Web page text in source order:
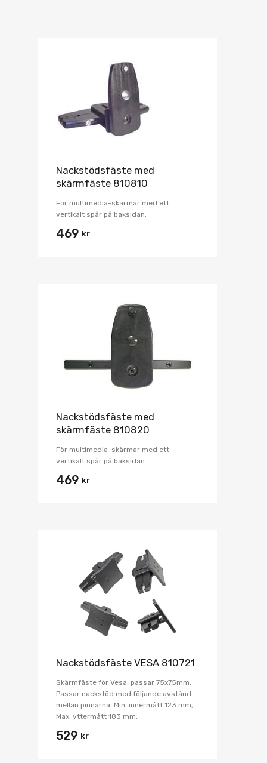
Nackstödsfäste med
skärmfäste 810810
För multimedia-skärmar med ett
vertikalt spår på baksidan.
469 kr
Nackstödsfäste med
skärmfäste 810820
För multimedia-skärmar med ett
vertikalt spår på baksidan.
469 kr
Nackstödsfäste VESA 810721
Skärmfäste för Vesa, passar 75x75mm.
Passar nackstöd med följande avstånd
mellan pinnarna: Min. innermått 123 mm,
Max. yttermått 183 mm.
529 kr